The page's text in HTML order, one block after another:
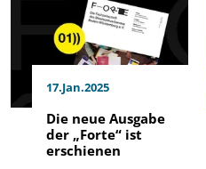
17.Jan.2025
Die neue Ausgabe
der „Forte“ ist
erschienen